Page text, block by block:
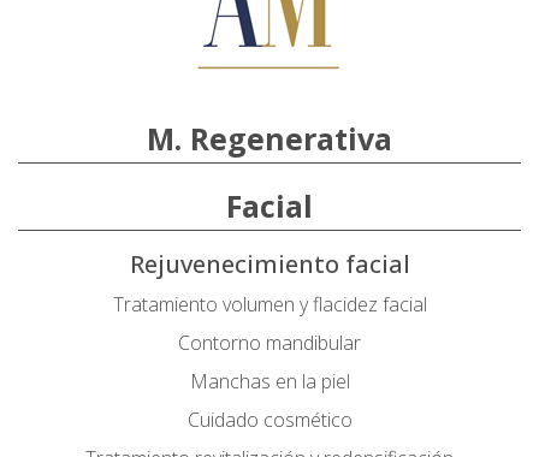
M. Regenerativa
Facial
Rejuvenecimiento facial
Tratamiento volumen y flacidez facial
Contorno mandibular
Manchas en la piel
Cuidado cosmético